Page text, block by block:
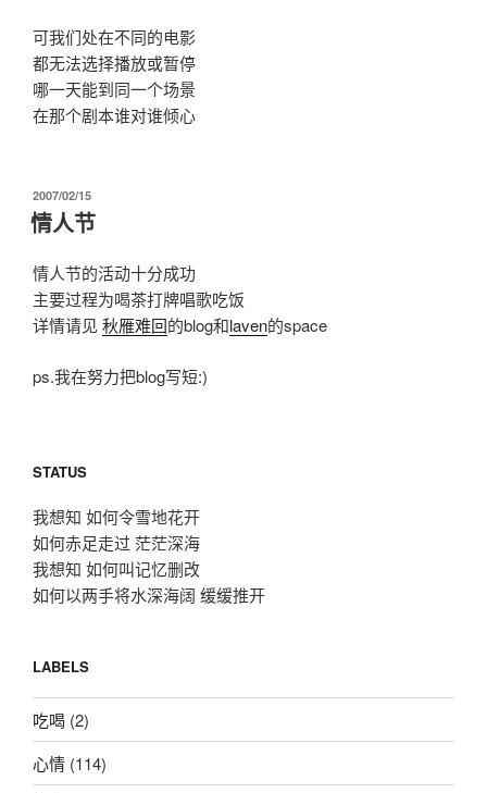
可我们处在不同的电影
都无法选择播放或暂停
哪一天能到同一个场景
在那个剧本谁对谁倾心
发
布
于
2007/02/15
情人节
情人节的活动十分成功
主要过程为喝茶打牌唱歌吃饭
详情请见秋雁难回的blog和laven的space
ps.我在努力把blog写短:)
STATUS
我想知 如何令雪地花开
如何赤足走过 茫茫深海
我想知 如何叫记忆删改
如何以两手将水深海阔 缓缓推开
LABELS
吃喝 (2)
心情 (114)